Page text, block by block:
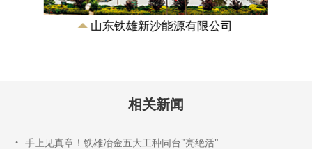
山东铁雄新沙能源有限公司
相关新闻
• 手上见真章！铁雄冶金五大工种同台"亮绝活"